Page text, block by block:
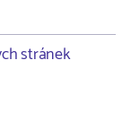
stránek